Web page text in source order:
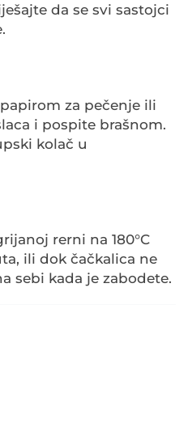
da se svi sastojci
za pečenje ili
i pospite brašnom.
kolač u
rerni na 180°C
ili dok čačkalica ne
sebi kada je zabodete.